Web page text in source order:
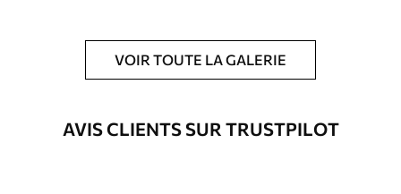
Possibilité d'ajouter un vernis
protecteur pour renforcer la durabilité
du tableau.
Matériaux disponibles
VOIR TOUTE LA GALERIE
AVIS CLIENTS SUR TRUSTPILOT